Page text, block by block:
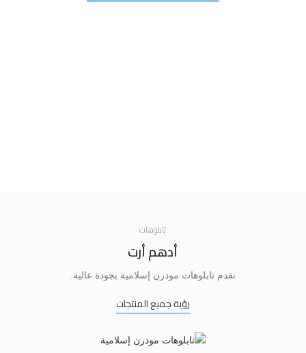
تابلوهات
أدهم أرت
نقدم تابلوهات مودرن إسلامية بجودة عالية.
رؤية جميع المنتجات